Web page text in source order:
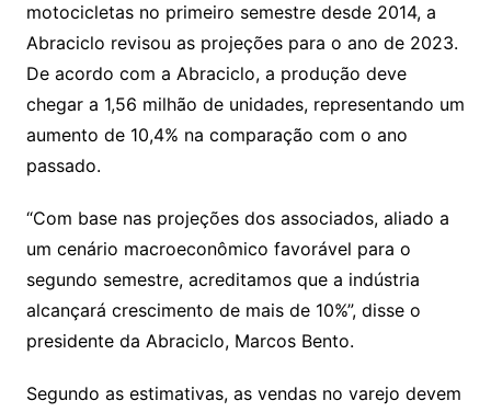
motocicletas no primeiro semestre desde 2014, a
Abraciclo revisou as projeções para o ano de 2023.
De acordo com a Abraciclo, a produção deve
chegar a 1,56 milhão de unidades, representando um
aumento de 10,4% na comparação com o ano
passado.
“Com base nas projeções dos associados, aliado a
um cenário macroeconômico favorável para o
segundo semestre, acreditamos que a indústria
alcançará crescimento de mais de 10%”, disse o
presidente da Abraciclo, Marcos Bento.
Segundo as estimativas, as vendas no varejo devem